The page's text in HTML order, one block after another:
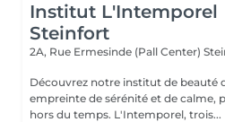
Institut L'Intemporel
Steinfort
2A, Rue Ermesinde (Pall Center)
Découvrez notre institut de beauté
empreinte de sérénité et de calme,
hors du temps. L'Intemporel, trois...